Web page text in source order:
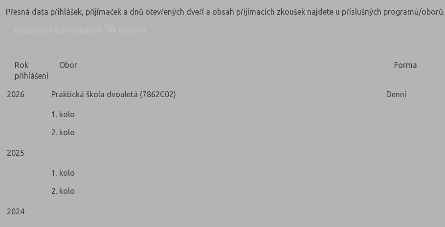
Přesná data přihlášek, přijímaček a dnů otevřených dveří a obsah přijímacích zkoušek najdete u příslušných programů/oborů.
Rok
přihlášení
Obor Forma
2026 Praktická škola dvouletá (7862C02) Denní
1. kolo
2. kolo
2025
1. kolo
2. kolo
2024